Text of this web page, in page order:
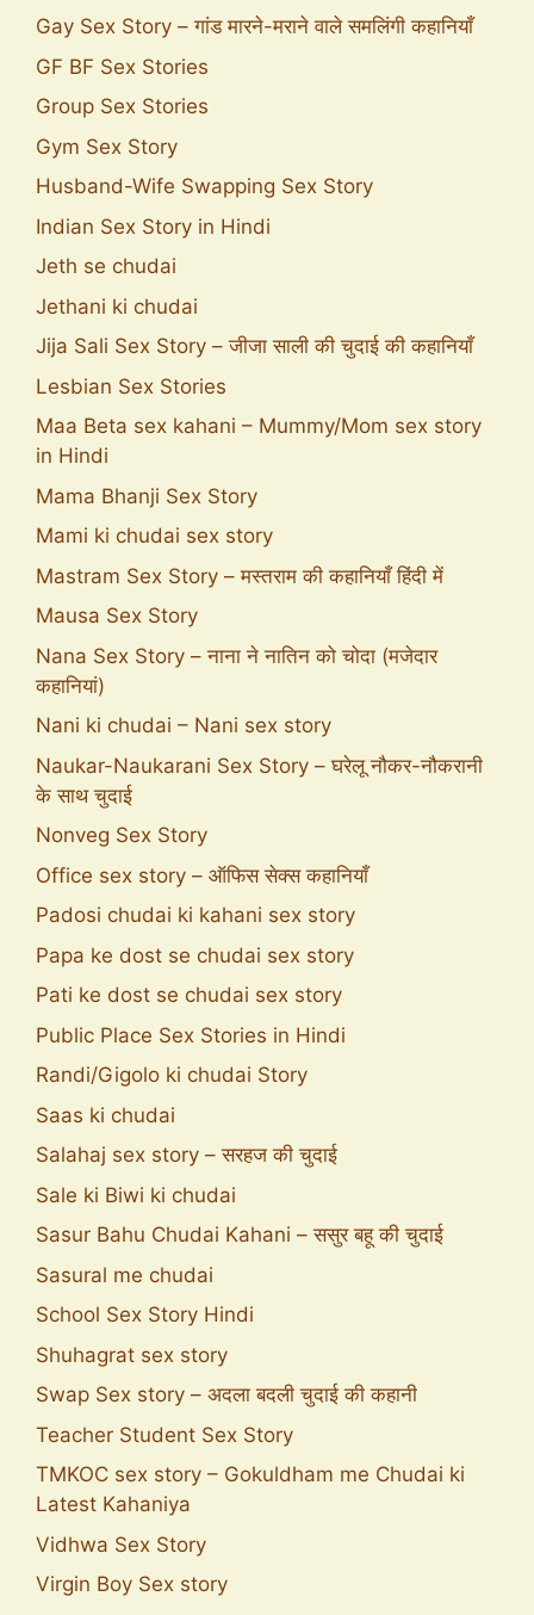
Gay Sex Story – गांड मारने-मराने वाले समलिंगी कहानियाँ
GF BF Sex Stories
Group Sex Stories
Gym Sex Story
Husband-Wife Swapping Sex Story
Indian Sex Story in Hindi
Jeth se chudai
Jethani ki chudai
Jija Sali Sex Story – जीजा साली की चुदाई की कहानियाँ
Lesbian Sex Stories
Maa Beta sex kahani – Mummy/Mom sex story
in Hindi
Mama Bhanji Sex Story
Mami ki chudai sex story
Mastram Sex Story – मस्तराम की कहानियाँ हिंदी में
Mausa Sex Story
Nana Sex Story – नाना ने नातिन को चोदा (मजेदार
कहानियां)
Nani ki chudai – Nani sex story
Naukar-Naukarani Sex Story – घरेलू नौकर-नौकरानी
के साथ चुदाई
Nonveg Sex Story
Office sex story – ऑफिस सेक्स कहानियाँ
Padosi chudai ki kahani sex story
Papa ke dost se chudai sex story
Pati ke dost se chudai sex story
Public Place Sex Stories in Hindi
Randi/Gigolo ki chudai Story
Saas ki chudai
Salahaj sex story – सरहज की चुदाई
Sale ki Biwi ki chudai
Sasur Bahu Chudai Kahani – ससुर बहू की चुदाई
Sasural me chudai
School Sex Story Hindi
Shuhagrat sex story
Swap Sex story – अदला बदली चुदाई की कहानी
Teacher Student Sex Story
TMKOC sex story – Gokuldham me Chudai ki
Latest Kahaniya
Vidhwa Sex Story
Virgin Boy Sex story